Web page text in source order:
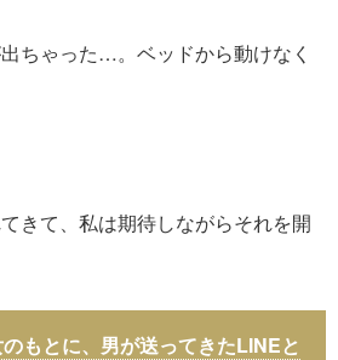
ちゃった…。ベッドから動けなく
きて、私は期待しながらそれを開
もとに、男が送ってきたLINEと